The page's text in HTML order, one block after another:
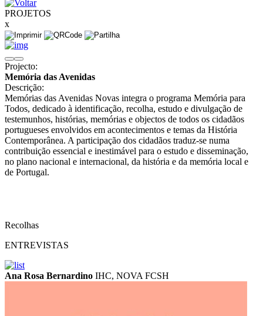
PROJETOS
x
Projecto:
Memória das Avenidas
Descrição:
Memórias das Avenidas Novas integra o programa Memória para
Todos, dedicado à identificação, recolha, estudo e divulgação de
testemunhos, histórias, memórias e objectos de todos os cidadãos
portugueses envolvidos em acontecimentos e temas da História
Contemporânea. A participação dos cidadãos traduz-se numa
contribuição essencial e inestimável para o estudo e disseminação,
no plano nacional e internacional, da história e da memória local e
de Portugal.
Recolhas
ENTREVISTAS
Ana Rosa Bernardino IHC, NOVA FCSH